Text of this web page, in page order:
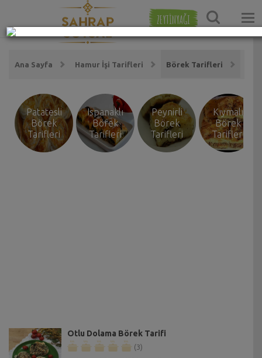
ZEYTİNYAĞI
Ana Sayfa Hamur İşi Tarifleri Börek Tarifleri
Patatesli
Börek
Tarifleri
Ispanaklı
Börek
Tarifleri
Peynirli
Börek
Tarifleri
Kıymalı
Börek
Tarifleri
Otlu Dolama Börek Tarifi
(3)